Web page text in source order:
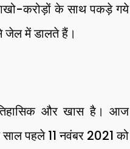
करोड़ों के साथ पकड़े गये
जेल में डालते हैं।
और खास है। आज
पहले 11 नवंबर 2021 को